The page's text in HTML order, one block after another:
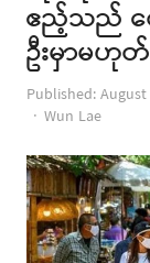
ဧည့်သည် တွ
ဦးမှာမဟုတ်
Published:
Author
Wun Lae